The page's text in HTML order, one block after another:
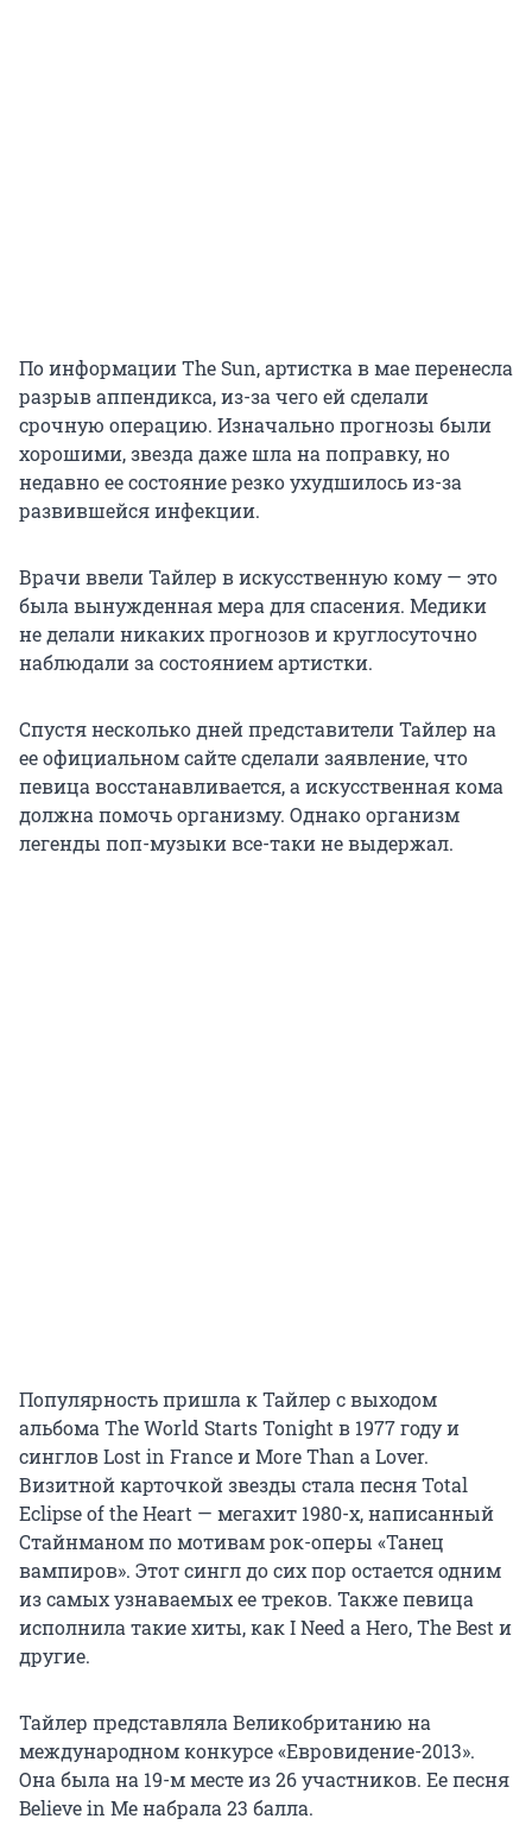
По информации The Sun, артистка в мае перенесла
разрыв аппендикса, из-за чего ей сделали
срочную операцию. Изначально прогнозы были
хорошими, звезда даже шла на поправку, но
недавно ее состояние резко ухудшилось из-за
развившейся инфекции.
Врачи ввели Тайлер в искусственную кому — это
была вынужденная мера для спасения. Медики
не делали никаких прогнозов и круглосуточно
наблюдали за состоянием артистки.
Спустя несколько дней представители Тайлер на
ее официальном сайте сделали заявление, что
певица восстанавливается, а искусственная кома
должна помочь организму. Однако организм
легенды поп-музыки все-таки не выдержал.
Популярность пришла к Тайлер с выходом
альбома The World Starts Tonight в 1977 году и
синглов Lost in France и More Than a Lover.
Визитной карточкой звезды стала песня Total
Eclipse of the Heart — мегахит 1980-х, написанный
Стайнманом по мотивам рок-оперы «Танец
вампиров». Этот сингл до сих пор остается одним
из самых узнаваемых ее треков. Также певица
исполнила такие хиты, как I Need a Hero, The Best и
другие.
Тайлер представляла Великобританию на
международном конкурсе «Евровидение-2013».
Она была на 19-м месте из 26 участников. Ее песня
Believe in Me набрала 23 балла.